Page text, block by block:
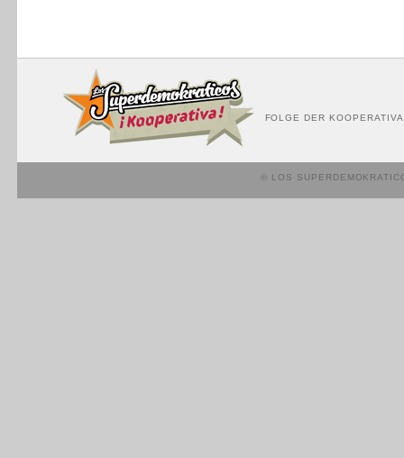
FOLGE DER
© LOS